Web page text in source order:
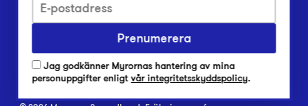
Integritetsskyddspolicy
Har du frågor om onlineköp, leverans eller retur?
Har du frågor om vår verksamhet?
Vanliga frågor om Myrorna
Prenumerera
Jag godkänner Myrornas hantering av mina
personuppgifter enligtvår integritetsskyddspolicy.